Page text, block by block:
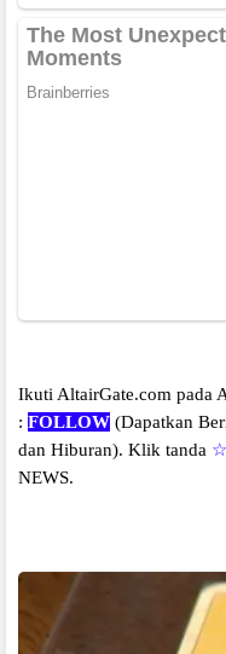
Ikuti AltairGate.com pada
: FOLLOW (Dapatkan
dan Hiburan). Klik tanda ☆
NEWS.